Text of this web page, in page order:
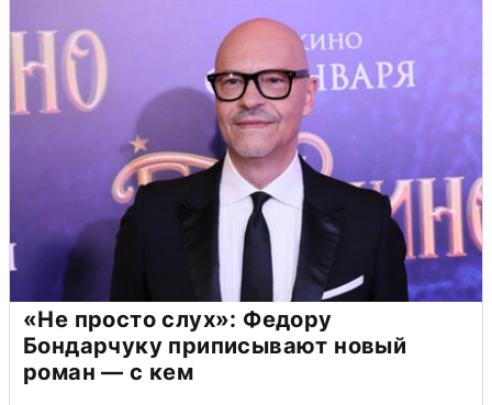
«Не просто слух»: Федору
Бондарчуку приписывают новый
роман — с кем